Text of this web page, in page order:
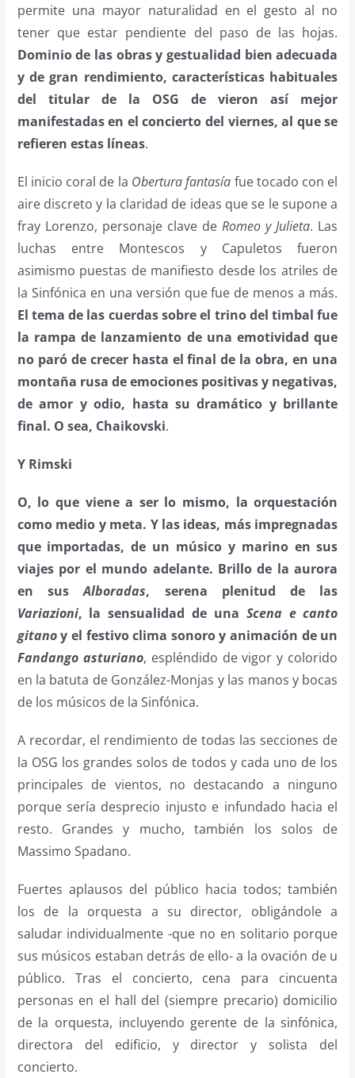
permite una mayor naturalidad en el gesto al no
tener que estar pendiente del paso de las hojas.
Dominio de las obras y gestualidad bien adecuada
y de gran rendimiento, características habituales
del titular de la OSG de vieron así mejor
manifestadas en el concierto del viernes, al que se
refieren estas líneas.
El inicio coral de la Obertura fantasía fue tocado con el
aire discreto y la claridad de ideas que se le supone a
fray Lorenzo, personaje clave deRomeo y Julieta. Las
luchas entre Montescos y Capuletos fueron
asimismo puestas de manifiesto desde los atriles de
la Sinfónica en una versión que fue de menos a más.
El tema de las cuerdas sobre el trino del timbal fue
la rampa de lanzamiento de una emotividad que
no paró de crecer hasta el final de la obra, en una
montaña rusa de emociones positivas y negativas,
de amor y odio, hasta su dramático y brillante
final. O sea, Chaikovski.
Y Rimski
O, lo que viene a ser lo mismo, la orquestación
como medio y meta. Y las ideas, más impregnadas
que importadas, de un músico y marino en sus
viajes por el mundo adelante. Brillo de la aurora
en susAlboradas, serena plenitud de las
Variazioni, la sensualidad de una Scena e canto
gitanoy el festivo clima sonoro y animación de un
Fandango asturiano, espléndido de vigor y colorido
en la batuta de González-Monjas y las manos y bocas
de los músicos de la Sinfónica.
A recordar, el rendimiento de todas las secciones de
la OSG los grandes solos de todos y cada uno de los
principales de vientos, no destacando a ninguno
porque sería desprecio injusto e infundado hacia el
resto. Grandes y mucho, también los solos de
Massimo Spadano.
Fuertes aplausos del público hacia todos; también
los de la orquesta a su director, obligándole a
saludar individualmente -que no en solitario porque
sus músicos estaban detrás de ello- a la ovación de u
público. Tras el concierto, cena para cincuenta
personas en el hall del (siempre precario) domicilio
de la orquesta, incluyendo gerente de la sinfónica,
directora del edificio, y director y solista del
concierto.